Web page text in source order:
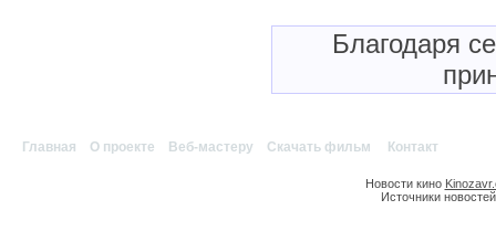
Благодаря
Главная О проекте Веб-мастеру Скачать фильм Контакт
Новости кино
Источники